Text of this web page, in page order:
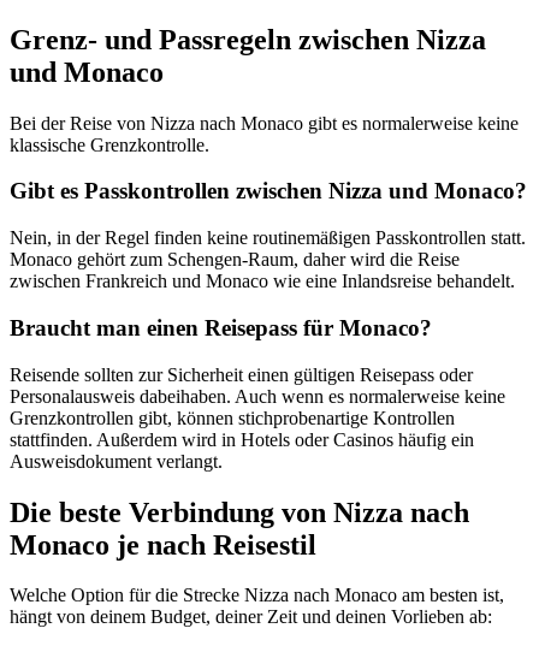
Grenz- und Passregeln zwischen Nizza
und Monaco
Bei der Reise von Nizza nach Monaco gibt es normalerweise keine
klassische Grenzkontrolle.
Gibt es Passkontrollen zwischen Nizza und Monaco?
Nein, in der Regel finden keine routinemäßigen Passkontrollen statt.
Monaco gehört zum Schengen-Raum, daher wird die Reise
zwischen Frankreich und Monaco wie eine Inlandsreise behandelt.
Braucht man einen Reisepass für Monaco?
Reisende sollten zur Sicherheit einen gültigen Reisepass oder
Personalausweis dabeihaben. Auch wenn es normalerweise keine
Grenzkontrollen gibt, können stichprobenartige Kontrollen
stattfinden. Außerdem wird in Hotels oder Casinos häufig ein
Ausweisdokument verlangt.
Die beste Verbindung von Nizza nach
Monaco je nach Reisestil
Welche Option für die Strecke Nizza nach Monaco am besten ist,
hängt von deinem Budget, deiner Zeit und deinen Vorlieben ab: